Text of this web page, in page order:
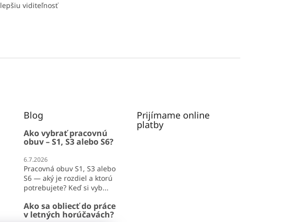
viditeľnosť
Blog
Ako vybrať pracovnú
obuv – S1, S3 alebo S6?
6.7.2026
Pracovná obuv S1, S3 alebo
S6 — aký je rozdiel a ktorú
potrebujete? Keď si vyb...
Ako sa obliecť do práce
v letných horúčavách?
Prijímame online
platby